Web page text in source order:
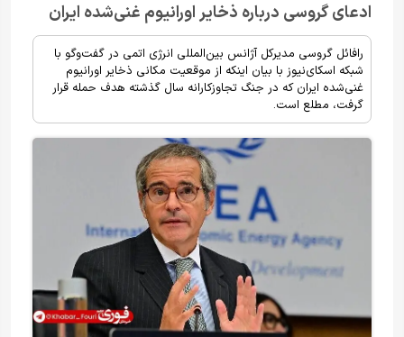
ادعای گروسی درباره ذخایر اورانیوم غنی‌شده ایران
رافائل گروسی مدیرکل آژانس بین‌المللی انرژی اتمی در گفت‌وگو با
شبکه اسکای‌نیوز با بیان اینکه از موقعیت مکانی ذخایر اورانیوم
غنی‌شده ایران که در جنگ تجاوزکارانه سال گذشته هدف حمله قرار
گرفت، مطلع است.